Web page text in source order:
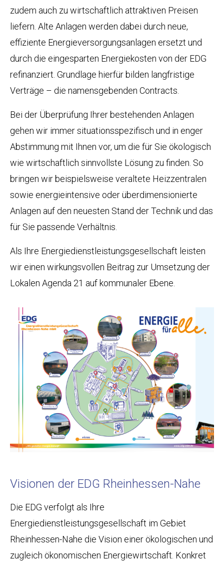
zudem auch zu wirtschaftlich attraktiven Preisen
liefern. Alte Anlagen werden dabei durch neue,
effiziente Energieversorgungsanlagen ersetzt und
durch die eingesparten Energiekosten von der EDG
refinanziert. Grundlage hierfür bilden langfristige
Verträge – die namensgebenden Contracts.
Bei der Überprüfung Ihrer bestehenden Anlagen
gehen wir immer situationsspezifisch und in enger
Abstimmung mit Ihnen vor, um die für Sie ökologisch
wie wirtschaftlich sinnvollste Lösung zu finden. So
bringen wir beispielsweise veraltete Heizzentralen
sowie energieintensive oder überdimensionierte
Anlagen auf den neuesten Stand der Technik und das
für Sie passende Verhältnis.
Als Ihre Energiedienstleistungsgesellschaft leisten
wir einen wirkungsvollen Beitrag zur Umsetzung der
Lokalen Agenda 21 auf kommunaler Ebene.
Visionen der EDG Rheinhessen-Nahe
Die EDG verfolgt als Ihre
Energiedienstleistungsgesellschaft im Gebiet
Rheinhessen-Nahe die Vision einer ökologischen und
zugleich ökonomischen Energiewirtschaft. Konkret